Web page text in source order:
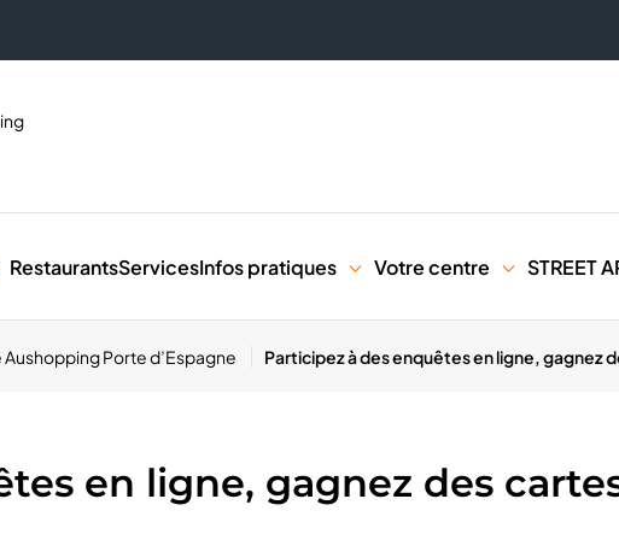
RestaurantsServicesInfos pratiques Votre centre STREET
Porte d’Espagne Participez à des enquêtes en ligne, gagnez
en ligne, gagnez des